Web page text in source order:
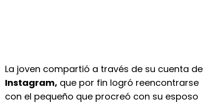
La joven compartió a través de su cuenta de
Instagram, que por fin logró reencontrarse
con el pequeño que procreó con su esposo